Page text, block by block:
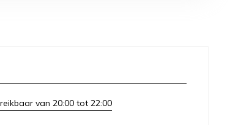
van 20:00 tot 22:00